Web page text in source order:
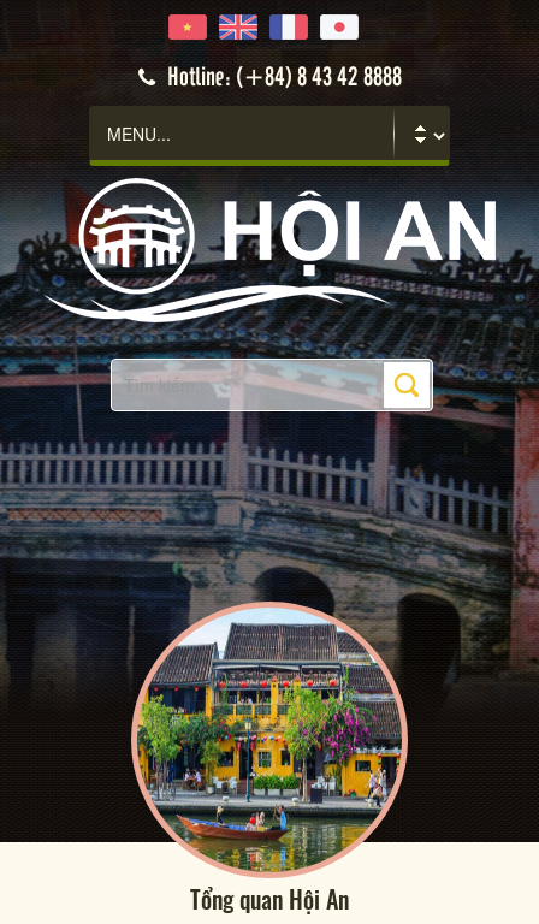
Hotline: (+84) 8 43 42 8888
Tổng quan Hội An